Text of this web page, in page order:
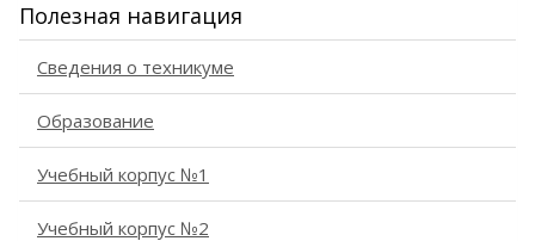
Полезная навигация
Сведения о техникуме
Образование
Учебный корпус №1
Учебный корпус №2